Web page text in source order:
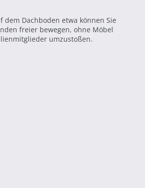
dem Dachboden etwa können Sie
freier bewegen, ohne Möbel
umzustoßen.